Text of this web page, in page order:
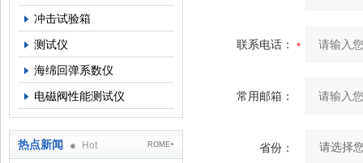
冲击试验箱
测试仪
海绵回弹系数仪
电磁阀性能测试仪
热点新闻 Hot ROME+
联系电话：
常用邮箱：
省份：